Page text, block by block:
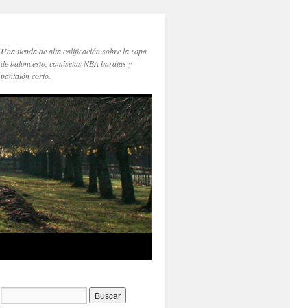
Una tienda de alta calificación sobre la ropa
de baloncesto, camisetas NBA baratas y
pantalón corto.